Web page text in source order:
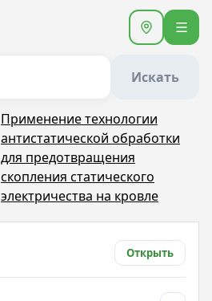
Искать
Применение технологии
антистатической обработки
для предотвращения
скопления статического
электричества на кровле
Открыть